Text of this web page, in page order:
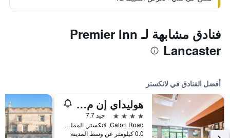
فنادق مشابهة لـ Premier Inn
Lancaster
أفضل الفنادق في لانكستر
هوليداي إن م اين ست رائاي ايتش جي
4 نجوم
جيد 7.7
Caton Road, لانكستر, المملكة المتحدة
0.0 كيلومتر عن وسط المدينة